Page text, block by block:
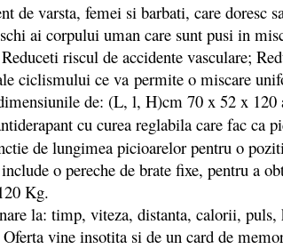
varsta, femei si barbati, care doresc
ai corpului uman care sunt pusi in
riscul de accidente vasculare;
ciclismului ce va permite o miscare
de: (L, l, H)cm 70 x 52 x
cu curea reglabila care fac ca
de lungimea picioarelor pentru o
o pereche de brate fixe, pentru a
Kg.
la: timp, viteza, distanta, calorii,
vine insotita si de un card de